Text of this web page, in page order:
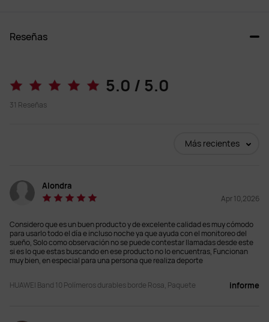
aluminio
Desde $ 1,499
Cuerpo del reloj
Caja de aleación de aluminio
Gestión de la salud del sueño
Análisis a largo plazo de los
indicadores fisiológicos del sueño
Nueva gama personal
Comprar
Caja de polímeros durables
Gestión de la salud del sueño
Análisis a largo plazo de los
indicadores fisiológicos del sueño
Nueva gama personal
Reseñas
5.0 / 5.0
31 Reseñas
Más recientes
Alondra
Apr 10,2026
Considero que es un buen producto y de excelente calidad es muy cómodo
para usarlo todo el día e incluso noche ya que ayuda con el monitoreo del
sueño, Solo como observación no se puede contestar llamadas desde este
si es lo que estas buscando en ese producto no lo encuentras, Funcionan
muy bien, en especial para una persona que realiza deporte
HUAWEI Band 10 Polímeros durables borde Rosa, Paquete informe